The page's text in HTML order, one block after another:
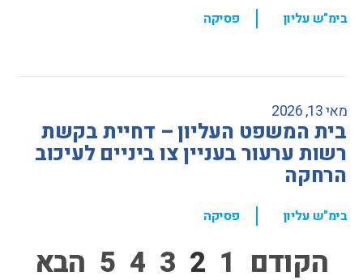
בימ"ש עליון , פסיקה
מאי 13, 2026
בית המשפט העליון – דחיית בקשת
רשות ערעור בעניין צו ביניים לעיכוב
הרחקה
בימ"ש עליון , פסיקה
הקודם 1
2
3
4
5 הבא